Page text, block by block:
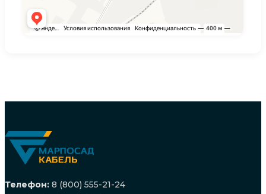
Телефон: 8 (800) 555-21-24